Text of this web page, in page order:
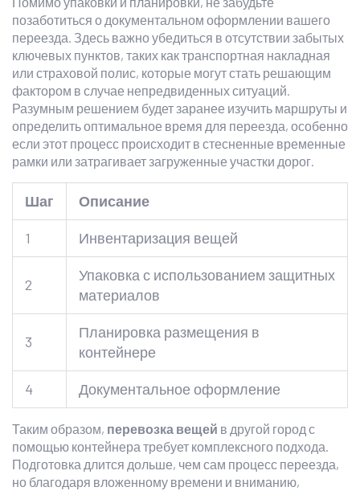
позаботиться о документальном оформлении вашего
переезда. Здесь важно убедиться в отсутствии забытых
ключевых пунктов, таких как транспортная накладная
или страховой полис, которые могут стать решающим
фактором в случае непредвиденных ситуаций.
Разумным решением будет заранее изучить маршруты и
определить оптимальное время для переезда, особенно
если этот процесс происходит в стесненные временные
рамки или затрагивает загруженные участки дорог.
Шаг Описание
1 Инвентаризация вещей
2
Упаковка с использованием защитных
материалов
3
Планировка размещения в
контейнере
4 Документальное оформление
Таким образом, перевозка вещей в другой город с
помощью контейнера требует комплексного подхода.
Подготовка длится дольше, чем сам процесс переезда,
но благодаря вложенному времени и вниманию,